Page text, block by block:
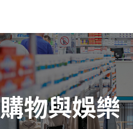
購物與娛樂